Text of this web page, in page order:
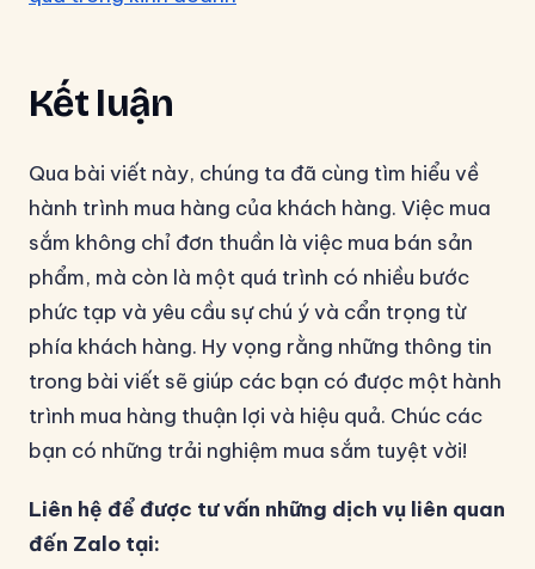
Kết luận
Qua bài viết này, chúng ta đã cùng tìm hiểu về
hành trình mua hàng của khách hàng. Việc mua
sắm không chỉ đơn thuần là việc mua bán sản
phẩm, mà còn là một quá trình có nhiều bước
phức tạp và yêu cầu sự chú ý và cẩn trọng từ
phía khách hàng. Hy vọng rằng những thông tin
trong bài viết sẽ giúp các bạn có được một hành
trình mua hàng thuận lợi và hiệu quả. Chúc các
bạn có những trải nghiệm mua sắm tuyệt vời!
Liên hệ để được tư vấn những dịch vụ liên quan
đến Zalo tại: